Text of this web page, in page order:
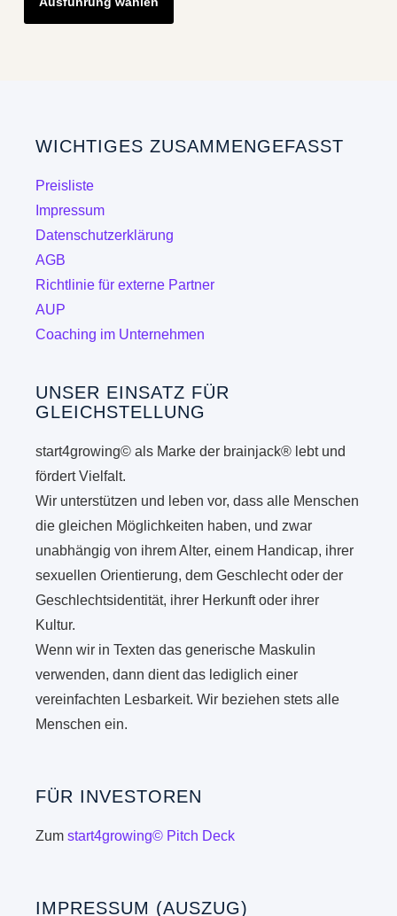
weist
Optionen
gewählt
WICHTIGES ZUSAMMENGEFASST
Preisliste
Impressum
Datenschutzerklärung
AGB
Richtlinie für externe Partner
AUP
Coaching im Unternehmen
UNSER EINSATZ FÜR
GLEICHSTELLUNG
start4growing© als Marke der brainjack® lebt und
fördert Vielfalt.
Wir unterstützen und leben vor, dass alle Menschen
die gleichen Möglichkeiten haben, und zwar
unabhängig von ihrem Alter, einem Handicap, ihrer
sexuellen Orientierung, dem Geschlecht oder der
Geschlechtsidentität, ihrer Herkunft oder ihrer
Kultur.
Wenn wir in Texten das generische Maskulin
verwenden, dann dient das lediglich einer
vereinfachten Lesbarkeit. Wir beziehen stets alle
Menschen ein.
FÜR INVESTOREN
Zumstart4growing© Pitch Deck
IMPRESSUM (AUSZUG)